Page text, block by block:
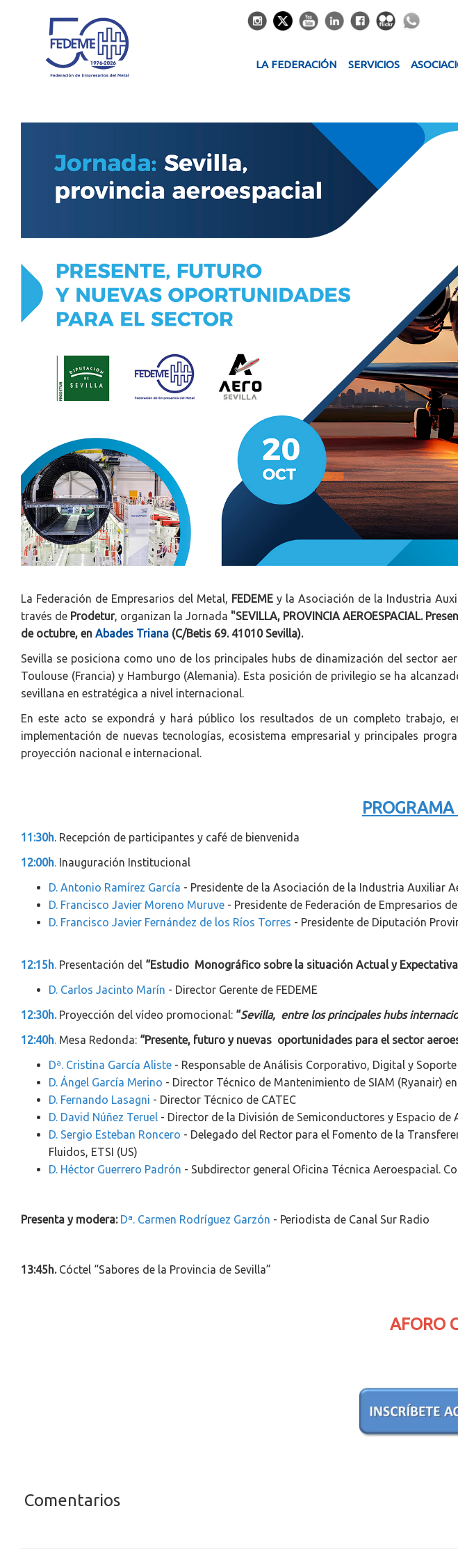
LA FEDERACIÓN SERVICIOS
La Federación de Empresarios del Metal, FEDEME y la Asociación de la Industria
través de Prodetur, organizan la Jornada "SEVILLA, PROVINCIA AEROESPACIAL.
de octubre, en Abades Triana (C/Betis 69. 41010 Sevilla).
Sevilla se posiciona como uno de los principales hubs de dinamización del sector
Toulouse (Francia) y Hamburgo (Alemania). Esta posición de privilegio se ha
sevillana en estratégica a nivel internacional.
En este acto se expondrá y hará público los resultados de un completo trabajo,
implementación de nuevas tecnologías, ecosistema empresarial y principales
proyección nacional e internacional.
PROGRAMA
11:30h. Recepción de participantes y café de bienvenida
12:00h. Inauguración Institucional
D. Antonio Ramírez García - Presidente de la Asociación de la Industria Auxiliar
D. Francisco Javier Moreno Muruve - Presidente de Federación de Empresarios
D. Francisco Javier Fernández de los Ríos Torres - Presidente de Diputación
12:15h. Presentación del “Estudio Monográfico sobre la situación Actual y
D. Carlos Jacinto Marín - Director Gerente de FEDEME
12:30h. Proyección del vídeo promocional: “Sevilla, entre los principales hubs
12:40h. Mesa Redonda: “Presente, futuro y nuevas oportunidades para el sector
Dª. Cristina García Aliste - Responsable de Análisis Corporativo, Digital y
D. Ángel García Merino - Director Técnico de Mantenimiento de SIAM (Ryanair)
D. Fernando Lasagni - Director Técnico de CATEC
D. David Núñez Teruel - Director de la División de Semiconductores y Espacio de
D. Sergio Esteban Roncero - Delegado del Rector para el Fomento de la
Fluidos, ETSI (US)
D. Héctor Guerrero Padrón - Subdirector general Oficina Técnica Aeroespacial.
Presenta y modera:Dª. Carmen Rodríguez Garzón - Periodista de Canal Sur Radio
13:45h. Cóctel “Sabores de la Provincia de Sevilla”
AFORO
Comentarios